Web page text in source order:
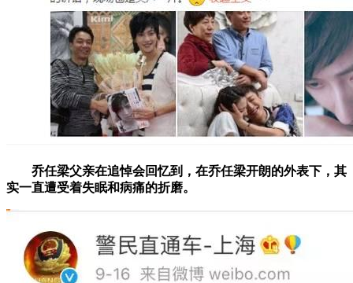
乔任梁父亲在追悼会回忆到，在乔任梁开朗的外表下，其
实一直遭受着失眠和病痛的折磨。